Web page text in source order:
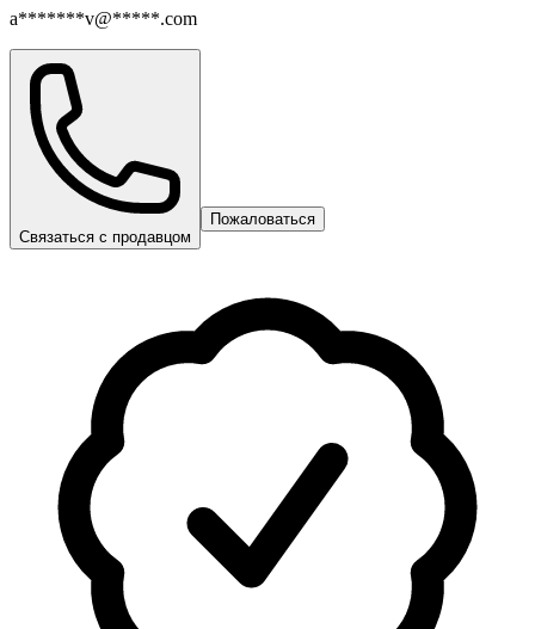
a*******v@*****.com
Связаться с продавцом
Пожаловаться